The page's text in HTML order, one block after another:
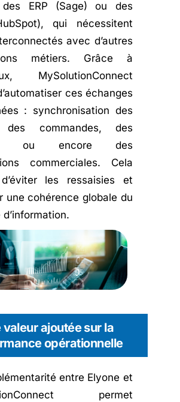
des ERP (Sage) ou des
qui nécessitent
avec d’autres
métiers. Grâce à
MySolutionConnect
ces échanges
: synchronisation des
des commandes, des
ou encore des
commerciales. Cela
les ressaisies et
une cohérence globale du
valeur ajoutée sur la
opérationnelle
entre Elyone et
permet